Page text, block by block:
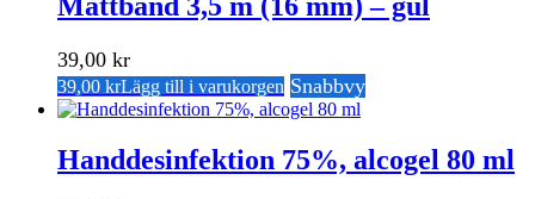
39,00 kr
39,00 krLägg till i varukorgen Snabbvy
Handdesinfektion 75%, alcogel 80 ml